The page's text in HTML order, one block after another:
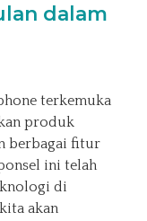
dalam
terkemuka
produk
berbagai fitur
ini telah
di
akan